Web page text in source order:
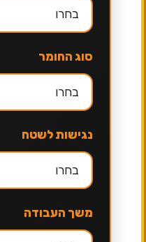
סוג החומר
נגישות לשטח
משך העבודה